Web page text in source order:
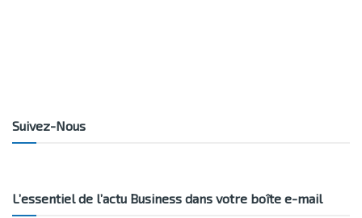
Suivez-Nous
L’essentiel de l’actu Business dans votre boîte e-mail